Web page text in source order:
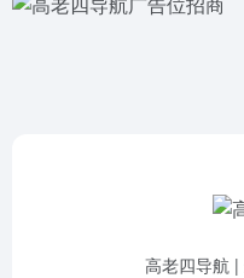
高老四导航